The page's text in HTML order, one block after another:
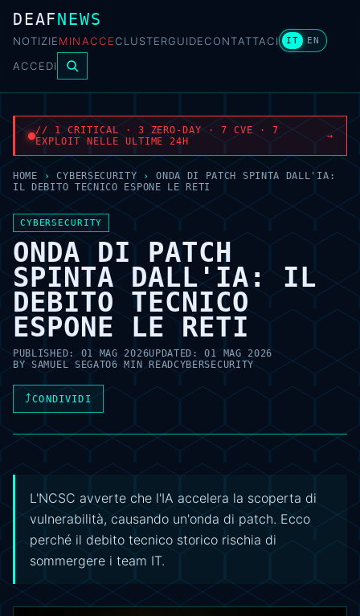
DEAFNEWS
NOTIZIEMINACCECLUSTERGUIDECONTATTACI IT EN
ACCEDI
// 1 CRITICAL · 3 ZERO-DAY · 7 CVE · 7
EXPLOIT NELLE ULTIME 24H
→
HOME › CYBERSECURITY ›
ONDA DI PATCH SPINTA DALL'IA:
IL DEBITO TECNICO ESPONE LE RETI
CYBERSECURITY
ONDA DI PATCH
SPINTA DALL'IA: IL
DEBITO TECNICO
ESPONE LE RETI
PUBLISHED:01 MAG 2026UPDATED:01 MAG 2026
BYSAMUEL SEGATO6 MIN READCYBERSECURITY
⤴CONDIVIDI
L'NCSC avverte che l'IA accelera la scoperta di
vulnerabilità, causando un'onda di patch. Ecco
perché il debito tecnico storico rischia di
sommergere i team IT.